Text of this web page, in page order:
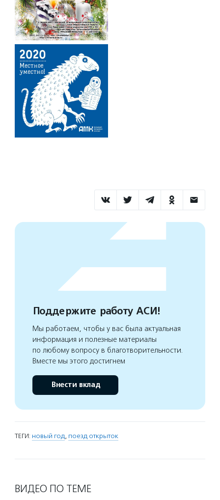
Поддержите работу АСИ!
Мы работаем, чтобы у вас была актуальная
информация и полезные материалы
по любому вопросу в благотворительности.
Вместе мы этого достигнем
Внести вклад
ТЕГИ: новый год, поезд открыток
ВИДЕО ПО ТЕМЕ